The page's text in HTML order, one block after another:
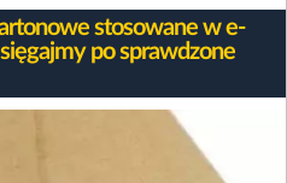
stosowane w e-
po sprawdzone